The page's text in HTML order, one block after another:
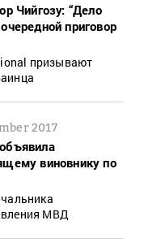
Чийгозу: “Дело
приговор
призывают
2017
виновнику по
МВД